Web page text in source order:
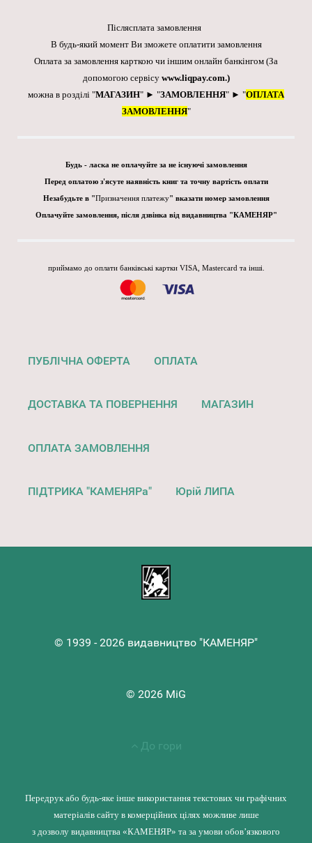
Післясплата замовлення
В будь-який момент Ви зможете оплатити замовлення
Оплата за замовлення карткою чи іншим онлайн банкінгом (За
допомогою сервісу www.liqpay.com.)
можна в розділі "МАГАЗИН" ► "ЗАМОВЛЕННЯ" ► "ОПЛАТА
ЗАМОВЛЕННЯ"
Будь - ласка не оплачуйте за не існуючі замовлення
Перед оплатою з'ясуте наявність книг та точну вартість оплати
Незабудьте в "Призначення платежу" вказати номер замовлення
Оплачуйте замовлення, після дзвінка від видавництва "КАМЕНЯР"
приймамо до оплати банківські картки VISA, Mastercard та інші.
ПУБЛІЧНА ОФЕРТА ОПЛАТА
ДОСТАВКА ТА ПОВЕРНЕННЯ МАГАЗИН
ОПЛАТА ЗАМОВЛЕННЯ
ПІДТРИКА "КАМЕНЯРа" Юрій ЛИПА
© 1939 - 2026 видавництво "КАМЕНЯР"
© 2026 MiG
До гори
Передрук або будь-яке інше використання текстових чи графічних
матеріалів сайту в комерційних цілях можливе лише
з дозволу видавництва «КАМЕНЯР» та за умови обов’язкового